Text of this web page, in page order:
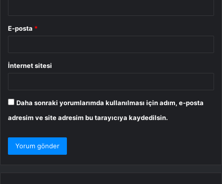
E-posta *
İnternet sitesi
Daha sonraki yorumlarımda kullanılması için adım, e-posta
adresim ve site adresim bu tarayıcıya kaydedilsin.